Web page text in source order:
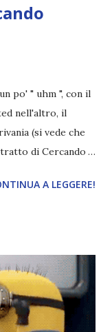
po' " uhm ", con il
nell'altro, il
(si vede che
di Cercando
Odiavo lo sport,
che mi facessi
squadra dei
una masnada di
se l'obiettivo
A LEGGERE!